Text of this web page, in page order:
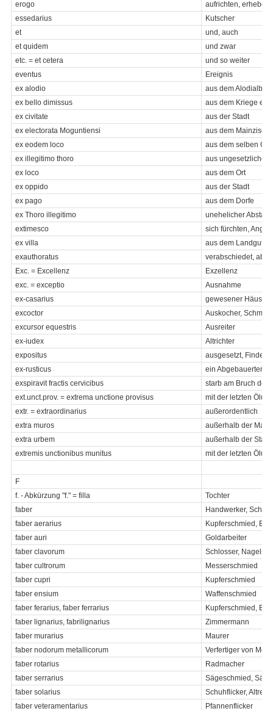
erogo
aufrichten, erheben
essedarius
Kutscher
et
und, auch
et quidem
und zwar
etc. = et cetera
und so weiter
eventus
Ereignis
ex alodio
aus dem
ex bello dimissus
aus dem Kriege
ex civitate
aus der Stadt
ex electorata Moguntiensi
aus dem
ex eodem loco
aus dem selben Ort
ex illegitimo thoro
aus
ex loco
aus dem Ort
ex oppido
aus der Stadt
ex pago
aus dem Dorfe
ex Thoro illegitimo
unehelicher
extimesco
sich fürchten, Angst
ex villa
aus dem Landgut
exauthoratus
verabschiedet,
Exc. = Excellenz
Exzellenz
exc. = exceptio
Ausnahme
ex-casarius
gewesener Häusler
excoctor
Auskocher,
excursor equestris
Ausreiter
ex-iudex
Altrichter
expositus
ausgesetzt,
ex-rusticus
ein Abgebauerter
exspiravit fractis cervicibus
starb am Bruch der
ext.unct.prov. = extrema unctione provisus
mit der letzten
extr. = extraordinarius
außerordentlich
extra muros
außerhalb der
extra urbem
außerhalb der Stadt
extremis unctionibus munitus
mit der letzten
F
f. - Abkürzung "f." = filla
Tochter
faber
Handwerker,
faber aerarius
Kupferschmied,
faber auri
Goldarbeiter
faber clavorum
Schlosser,
faber cultrorum
Messerschmied
faber cupri
Kupferschmied
faber ensium
Waffenschmied
faber ferarius, faber ferrarius
Kupferschmied,
faber lignarius, fabrilignarius
Zimmermann
faber murarius
Maurer
faber nodorum metallicorum
Verfertiger von
faber rotarius
Radmacher
faber serrarius
Sägeschmied,
faber solarius
Schuhflicker, Altreiß
faber veteramentarius
Pfannenflicker